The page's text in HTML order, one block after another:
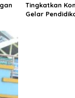
Tingkatkan
Gelar